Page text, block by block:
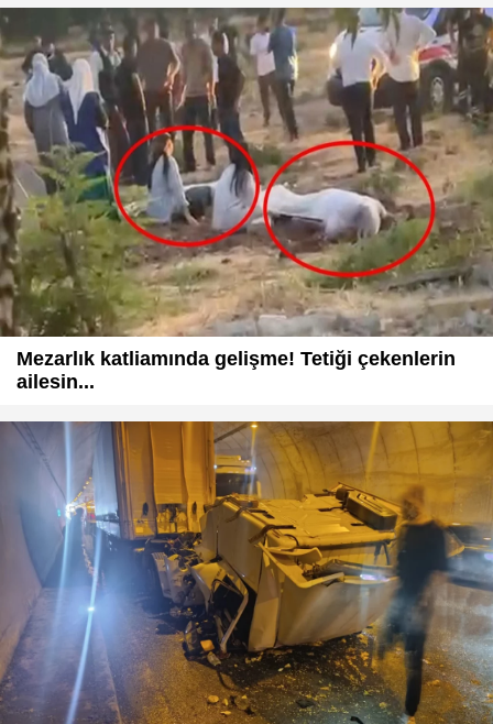
Mezarlık katliamında gelişme! Tetiği çekenlerin
ailesin...